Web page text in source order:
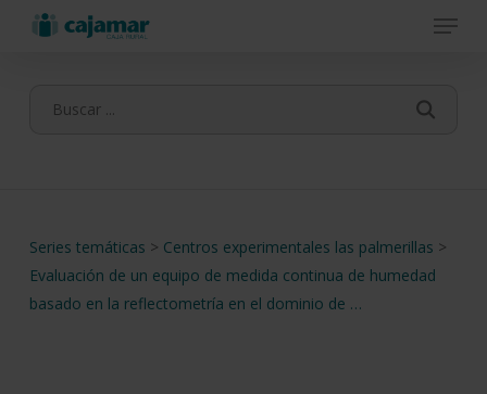
Menu
Series temáticas > Centros experimentales las palmerillas >
Evaluación de un equipo de medida continua de humedad
basado en la reflectometría en el dominio de …